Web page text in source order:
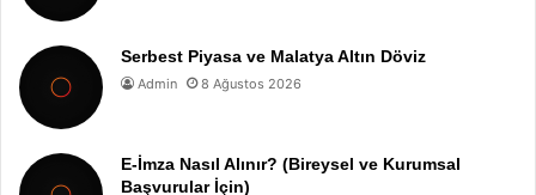
Serbest Piyasa ve Malatya Altın Döviz
Admin 8 Ağustos 2026
E-İmza Nasıl Alınır? (Bireysel ve Kurumsal
Başvurular İçin)